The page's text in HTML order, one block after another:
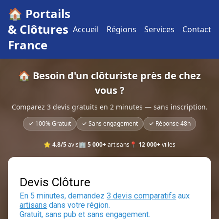
🏠 Portails
& Clôtures
France
Accueil Régions Services Contact
🏠 Besoin d'un clôturiste près de chez
vous ?
Comparez 3 devis gratuits en 2 minutes — sans inscription.
✓ 100% Gratuit ✓ Sans engagement ✓ Réponse 48h
⭐ 4.8/5avis🏢 5 000+artisans 📍 12 000+villes